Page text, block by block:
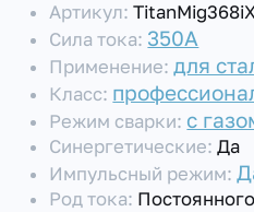
Артикул:
Сила тока: 350А
Применение:для
Класс:
Режим сварки: с
Синергетические:Да
Импульсный режим:
Род тока: